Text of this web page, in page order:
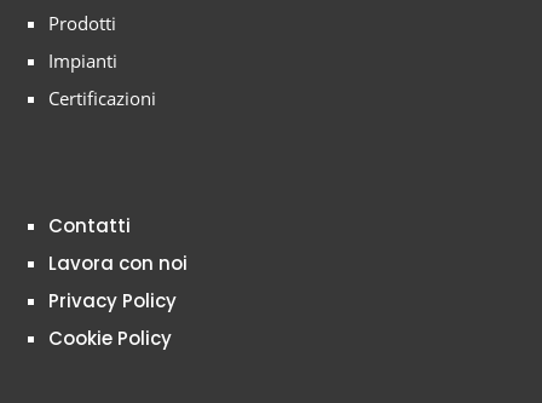
Prodotti
Impianti
Certificazioni
Contatti
Lavora con noi
Privacy Policy
Cookie Policy